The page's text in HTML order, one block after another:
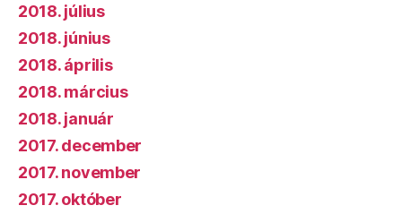
2018. július
2018. június
2018. április
2018. március
2018. január
2017. december
2017. november
2017. október